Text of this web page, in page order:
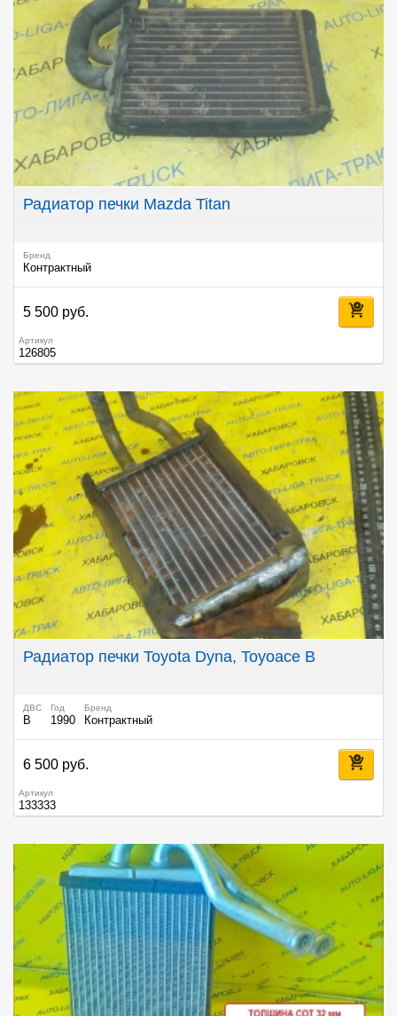
Радиатор печки Mazda Titan
Бренд
Контрактный
5 500 руб.
Артикул
126805
Радиатор печки Toyota Dyna, Toyoace B
ДВС
B
Год
1990
Бренд
Контрактный
6 500 руб.
Артикул
133333